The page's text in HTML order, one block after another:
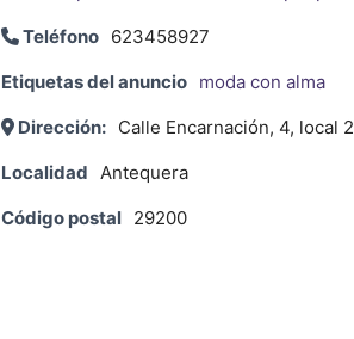
Teléfono 623458927
Etiquetas del anuncio moda con alma
Dirección: Calle Encarnación, 4, local 2
Localidad Antequera
Código postal 29200